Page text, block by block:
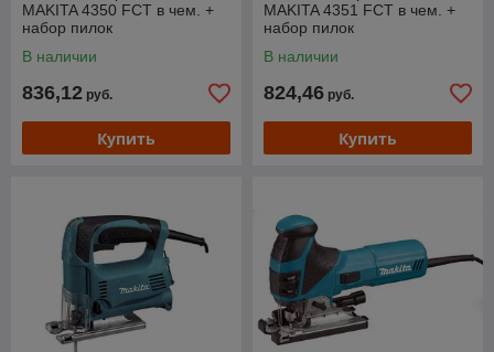
MAKITA 4350 FCT в чем. +
набор пилок
В наличии
836,12 руб.
Купить
MAKITA 4351 FCT в чем. +
набор пилок
В наличии
824,46 руб.
Купить